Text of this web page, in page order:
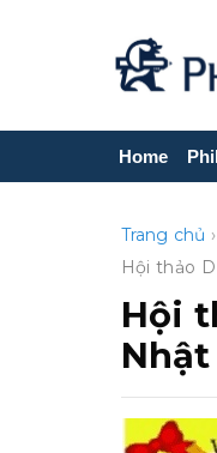
Home
Trang chủ ›
Hội thảo
Hội
Nhật